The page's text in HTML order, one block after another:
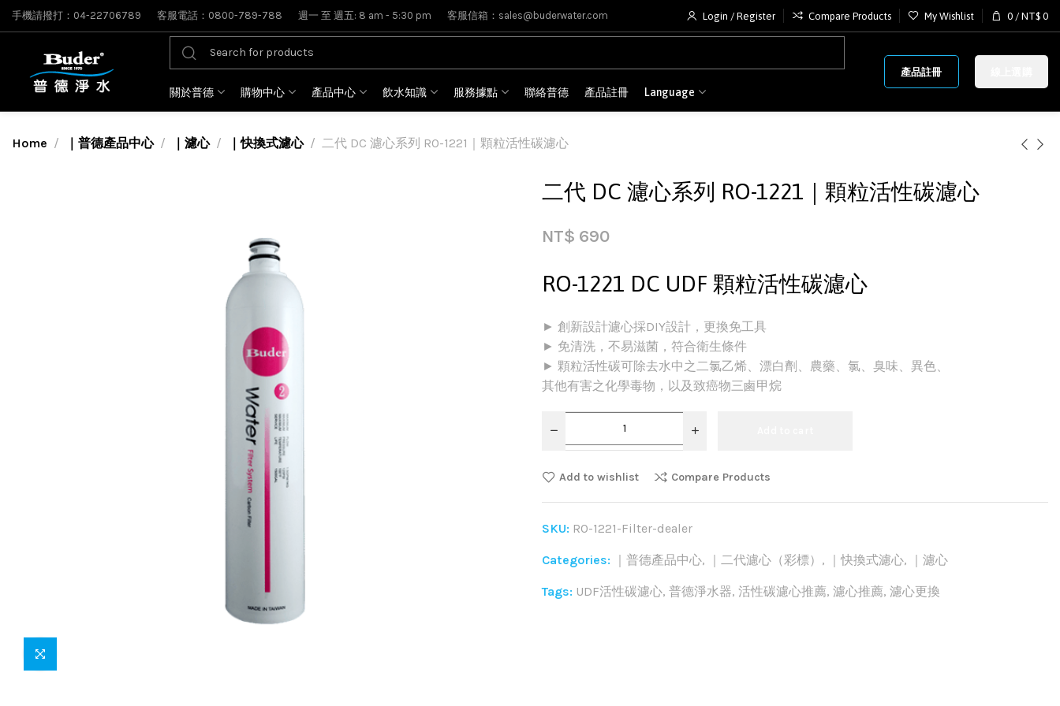
手機請撥打：04-22706789 客服電話：0800-789-788 週一 至 週五: 8 am - 5:30 pm 客服信箱：sales@buderwater.com Login / Register Compare Products My Wishlist 0 / NT$ 0
關於普德 購物中心 產品中心 飲水知識 服務據點 聯絡普德 產品註冊 Language
產品註冊
Home ｜普德產品中心 ｜濾心 ｜快換式濾心 二代 DC 濾心系列 RO-1221｜顆粒活性碳濾心
二代 DC 濾心系列 RO-1221｜顆粒活性碳濾心
NT$ 690
RO-1221 DC UDF 顆粒活性碳濾心
► 創新設計濾心採DIY設計，更換免工具
► 免清洗，不易滋菌，符合衛生條件
► 顆粒活性碳可除去水中之二氯乙烯、漂白劑、農藥、氯、臭味、異色、
其他有害之化學毒物，以及致癌物三鹵甲烷
Add to wishlist Compare Products
SKU: RO-1221-Filter-dealer
Categories: ｜普德產品中心, ｜二代濾心（彩標） , ｜快換式濾心, ｜濾心
Tags: UDF活性碳濾心, 普德淨水器, 活性碳濾心推薦, 濾心推薦, 濾心更換